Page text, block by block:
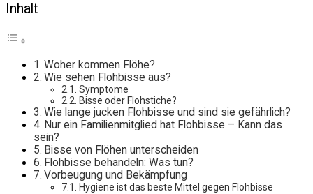
Inhalt
Woher kommen Flöhe?
Wie sehen Flohbisse aus?
Symptome
Bisse oder Flohstiche?
Wie lange jucken Flohbisse und sind sie gefährlich?
Nur ein Familienmitglied hat Flohbisse – Kann das
sein?
Bisse von Flöhen unterscheiden
Flohbisse behandeln: Was tun?
Vorbeugung und Bekämpfung
Hygiene ist das beste Mittel gegen Flohbisse